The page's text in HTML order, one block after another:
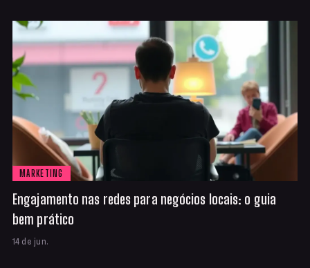
MARKETING
Engajamento nas redes para negócios locais: o guia
bem prático
14 de jun.